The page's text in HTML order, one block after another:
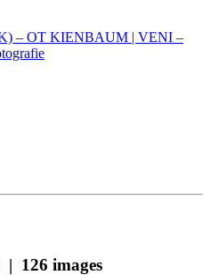
| 126 images